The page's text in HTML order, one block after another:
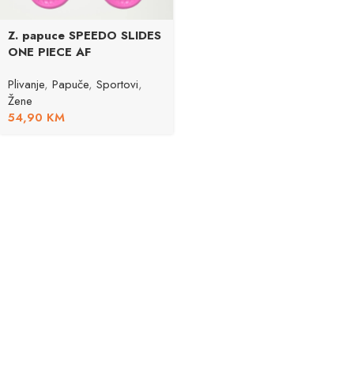
Z. papuce SPEEDO SLIDES
ONE PIECE AF
Plivanje, Papuče, Sportovi,
Žene
54,90 KM